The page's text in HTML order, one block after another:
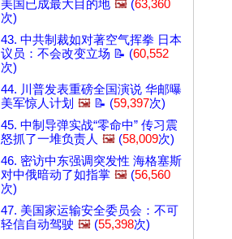
美国已成最大目的地 🖼️ (63,360
次)
43. 中共制裁如对著空气挥拳 日本
议员：不会改变立场 📝 (60,552
次)
44. 川普发表重磅全国演说 华邮曝
美军惊人计划 🖼️ 📝 (59,397次)
45. 中制导弹实战“零命中” 传习震
怒抓了一堆负责人 🖼️ (58,009次)
46. 密访中东强调突发性 海格塞斯
对中俄暗动了如指掌 🖼️ (56,560
次)
47. 美国家运输安全委员会：不可
轻信自动驾驶 🖼️ (55,398次)